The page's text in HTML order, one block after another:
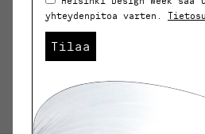
yhteydenpitoa varten.
Tilaa